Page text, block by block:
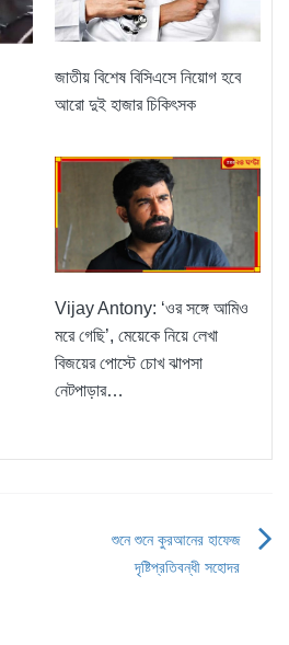
জাতীয় বিশেষ বিসিএসে নিয়োগ হবে
আরো দুই হাজার চিকিৎসক
Vijay Antony: ‘ওর সঙ্গে আমিও
মরে গেছি’, মেয়েকে নিয়ে লেখা
বিজয়ের পোস্টে চোখ ঝাপসা
নেটপাড়ার…
শুনে শুনে কুরআনের হাফেজ
দৃষ্টিপ্রতিবন্ধী সহোদর